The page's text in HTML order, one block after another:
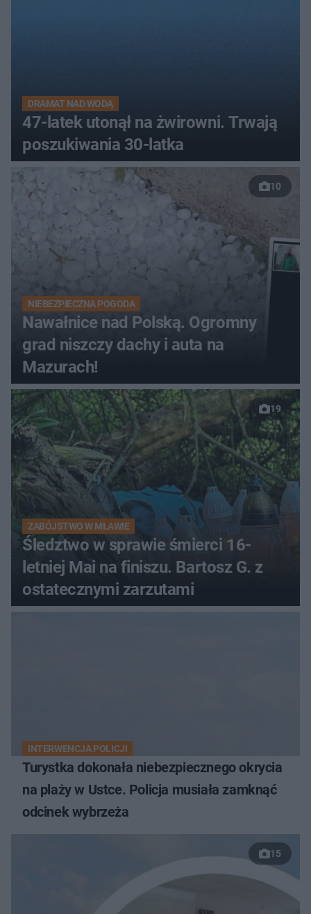
DRAMAT NAD WODĄ
47-latek utonął na żwirowni. Trwają
poszukiwania 30-latka
10
NIEBEZPIECZNA POGODA
Nawałnice nad Polską. Ogromny
grad niszczy dachy i auta na
Mazurach!
19
ZABÓJSTWO W MŁAWIE
Śledztwo w sprawie śmierci 16-
letniej Mai na finiszu. Bartosz G. z
ostatecznymi zarzutami
INTERWENCJA POLICJI
Turystka dokonała niebezpiecznego okrycia
na plaży w Ustce. Policja musiała zamknąć
odcinek wybrzeża
15